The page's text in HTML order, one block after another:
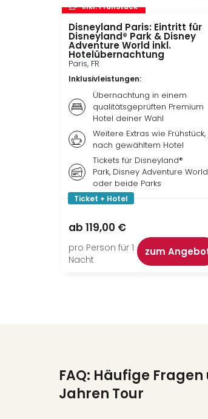
inkl. Frühstück
Disneyland Paris: Eintritt für
Disneyland® Park & Disney
Adventure World inkl.
Hotelübernachtung
Paris, FR
Inklusivleistungen:
Übernachtung in einem
qualitätsgeprüften Premium
Hotel deiner Wahl
Weitere Extras wie Frühstück,
nach gewähltem Hotel
Tickets für Disneyland®
Park, Disney Adventure World
oder beide Parks
Ticket + Hotel
ab 119,00 €
pro Person für 1
Nacht
zum
FAQ: Häufige
Jahren Tour